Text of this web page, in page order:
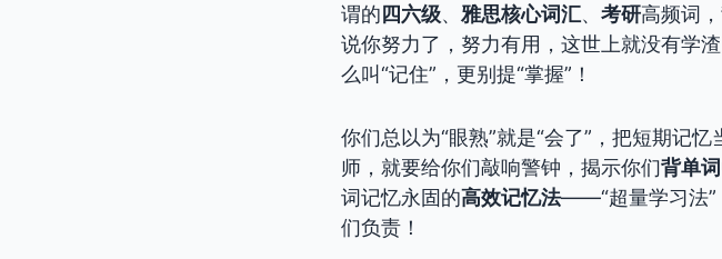
谓的四六级、 雅思核心词汇、 考研高频词
说你努力了，努力有用，这世上就没有学
么叫“记住”，更别提“掌握”！
你们总以为“眼熟”就是“会了”，把短期记
师，就要给你们敲响警钟，揭示你们背单词
词记忆永固的高效记忆法——“超量学习法”
们负责！